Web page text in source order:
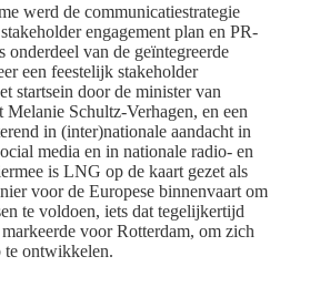
werd de communicatiestrategie
engagement plan en PR-
onderdeel van de geïntegreerde
een feestelijk stakeholder
startsein door de minister van
Melanie Schultz-Verhagen, en een
in (inter)nationale aandacht in
media en in nationale radio- en
is LNG op de kaart gezet als
voor de Europese binnenvaart om
te voldoen, iets dat tegelijkertijd
voor Rotterdam, om zich
te ontwikkelen.